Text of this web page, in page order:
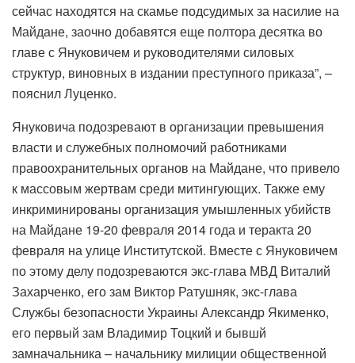
сейчас находятся на скамье подсудимых за насилие на
Майдане, заочно добавятся еще полтора десятка во
главе с Януковичем и руководителями силовых
структур, виновных в издании преступного приказа”, –
пояснил Луценко.
Януковича подозревают в организации превышения
власти и служебных полномочий работниками
правоохранительных органов на Майдане, что привело
к массовым жертвам среди митингующих. Также ему
инкриминированы организация умышленных убийств
на Майдане 19-20 февраля 2014 года и теракта 20
февраля на улице Институтской. Вместе с Януковичем
по этому делу подозреваются экс-глава МВД Виталий
Захарченко, его зам Виктор Ратушняк, экс-глава
Службы безопасности Украины Александр Якименко,
его первый зам Владимир Тоцкий и бывшй
замначальника – начальнику милиции общественной